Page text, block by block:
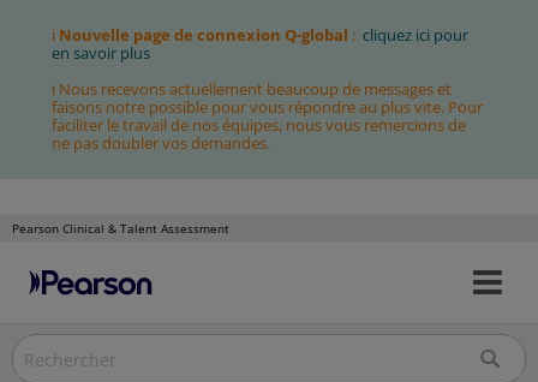
ℹ Nouvelle page de connexion Q-global : cliquez ici pour
en savoir plus
ℹ Nous recevons actuellement beaucoup de messages et
faisons notre possible pour vous répondre au plus vite. Pour
faciliter le travail de nos équipes, nous vous remercions de
ne pas doubler vos demandes.
Pearson Clinical & Talent Assessment
Allez
contenu